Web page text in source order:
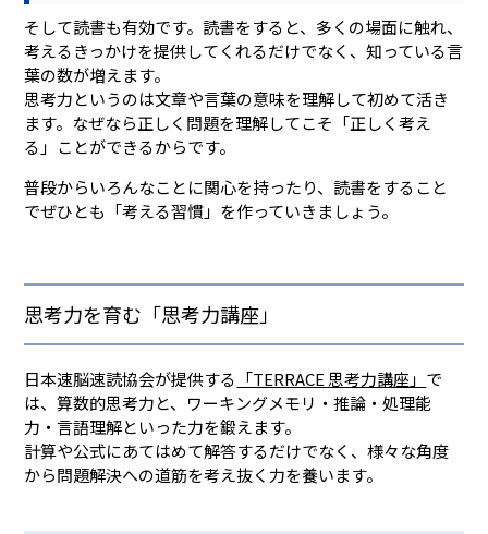
そして読書も有効です。読書をすると、多くの場面に触れ、
考えるきっかけを提供してくれるだけでなく、知っている言
葉の数が増えます。
思考力というのは文章や言葉の意味を理解して初めて活き
ます。なぜなら正しく問題を理解してこそ「正しく考え
る」ことができるからです。
普段からいろんなことに関心を持ったり、読書をすること
でぜひとも「考える習慣」を作っていきましょう。
思考力を育む「思考力講座」
日本速脳速読協会が提供する 「TERRACE 思考力講座」 で
は、算数的思考力と、ワーキングメモリ・推論・処理能
力・言語理解といった力を鍛えます。
計算や公式にあてはめて解答するだけでなく、様々な角度
から問題解決への道筋を考え抜く力を養います。